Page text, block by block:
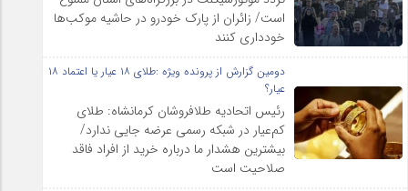
است/ زائران از پارک خودرو در حاشیه موکب‌ها
خودداری کنند
دومین گزارش از پرونده ویژه :طلای ۱۸ عیار یا اعتماد ۱۸
عیار؟
رئیس اتحادیه طلافروشان کرمانشاه: طلای
کم‌عیار در شبکه رسمی عرضه جایی ندارد/
بیشترین هشدار ما درباره خرید از افراد فاقد
صلاحیت است